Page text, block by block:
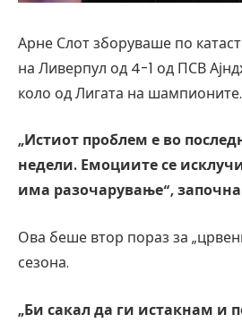
Арне Слот зборуваше по
на Ливерпул од 4-1 од ПСВ
коло од Лигата на шампионите.
„Истиот проблем е во
недели. Емоциите се
има разочарување“,
Ова беше втор пораз за
сезона.
„Би сакал да ги истакнам и